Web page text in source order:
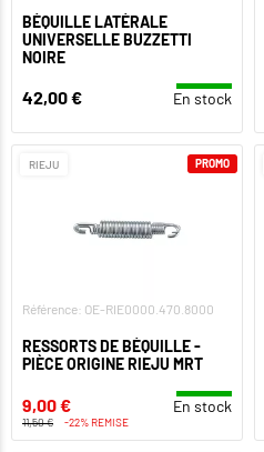
BÉQUILLE LATÉRALE
UNIVERSELLE BUZZETTI
NOIRE
42,00 € En stock
RIEJU
Référence: OE-RIE0000.470.8000
RESSORTS DE BÉQUILLE -
PIÈCE ORIGINE RIEJU MRT
9,00 € En stock
11,50 € -22% REMISE
PROMO